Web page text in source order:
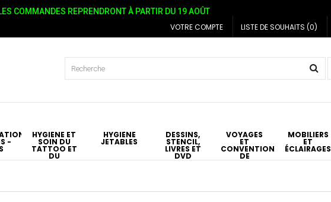
COMMANDES REPRENDRONT À PARTIR DU 19 AOÛT
VOTRE COMPTE LISTE DE SOUHAITS (0)
-
HYGIÉNE ET
SOIN DU
TATTOO ET
DU
HYGIÈNE
JETABLES
DESSINS,
STENCIL,
LIVRES ET
DVD
VOYAGES
ET
CONVENTIONS
DE
MOBILIERS
ET
ÉCLAIRAGES